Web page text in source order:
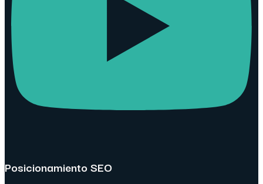
Posicionamiento SEO